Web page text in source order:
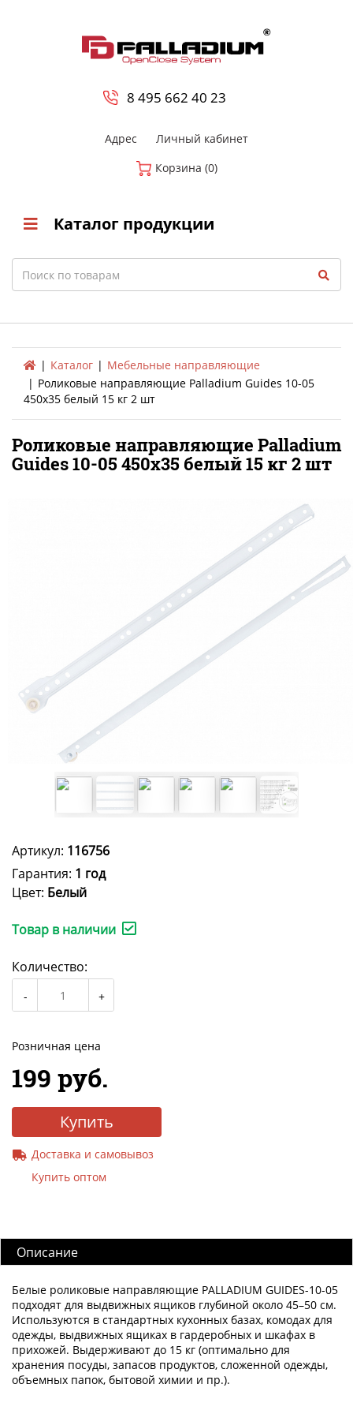
8 495 662 40 23
Адрес
Личный кабинет
Корзина (0)
Каталог продукции
Search
Каталог
Мебельные направляющие
Роликовые направляющие Palladium Guides 10-05
450х35 белый 15 кг 2 шт
Роликовые направляющие Palladium
Guides 10-05 450х35 белый 15 кг 2 шт
Артикул: 116756
Гарантия: 1 год
Цвет: Белый
Товар в наличии
Количество:
Розничная цена
199 руб.
Купить
Доставка и самовывоз
Купить оптом
Описание
Белые роликовые направляющие PALLADIUM GUIDES-10-05
подходят для выдвижных ящиков глубиной около 45–50 см.
Используются в стандартных кухонных базах, комодах для
одежды, выдвижных ящиках в гардеробных и шкафах в
прихожей. Выдерживают до 15 кг (оптимально для
хранения посуды, запасов продуктов, сложенной одежды,
объемных папок, бытовой химии и пр.).